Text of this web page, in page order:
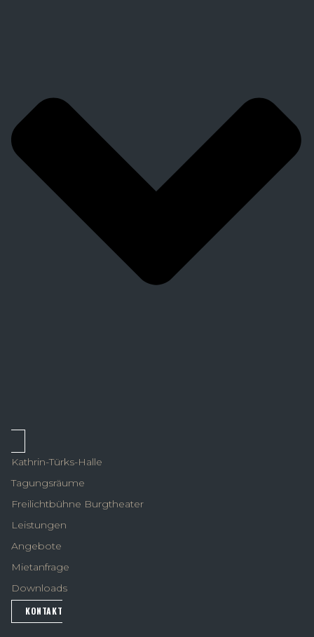
Kathrin-Türks-Halle
Tagungsräume
Freilichtbühne Burgtheater
Leistungen
Angebote
Mietanfrage
Downloads
KONTAKT